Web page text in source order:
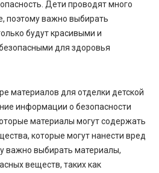
Дети проводят много
поэтому важно выбирать
будут красивыми и
для здоровья
материалов для отделки детской
информации о безопасности
материалы могут содержать
которые могут нанести вред
важно выбирать материалы,
веществ, таких как